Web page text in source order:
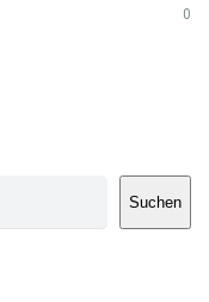
0
Suchen